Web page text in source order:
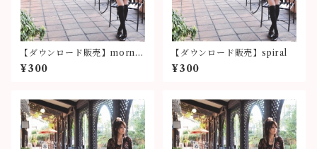
【ダウンロード販売】mornin
g glory
¥300
【ダウンロード販売】spiral
¥300